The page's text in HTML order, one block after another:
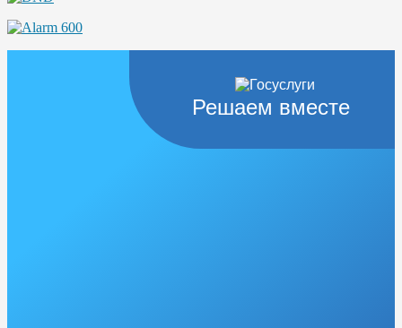
Решаем вместе